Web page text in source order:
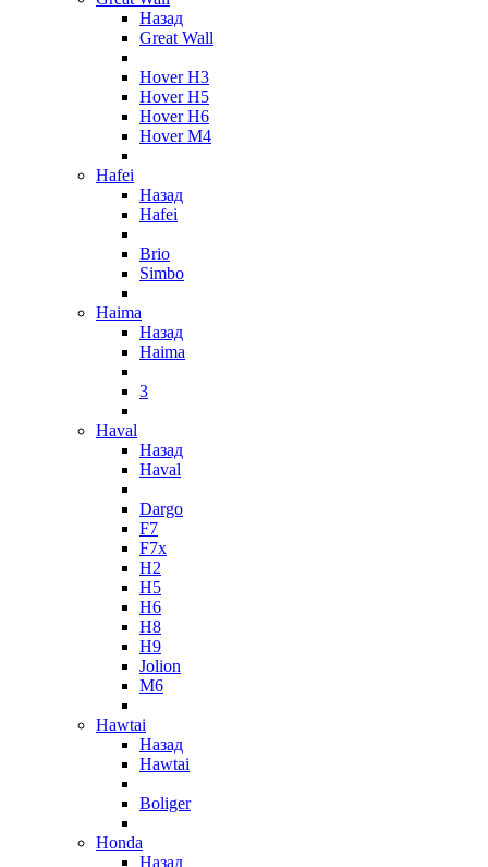
Назад
Great Wall
Hover H3
Hover H5
Hover H6
Hover M4
Hafei
Назад
Hafei
Brio
Simbo
Haima
Назад
Haima
3
Haval
Назад
Haval
Dargo
F7
F7x
H2
H5
H6
H8
H9
Jolion
M6
Hawtai
Назад
Hawtai
Boliger
Honda
Назад